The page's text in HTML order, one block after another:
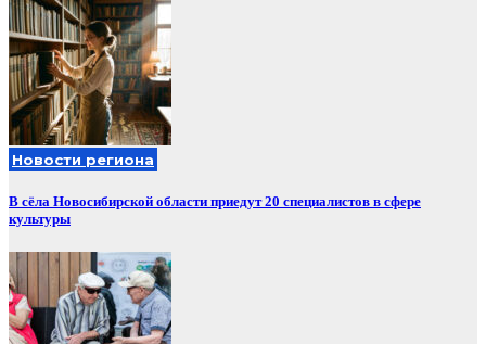
Новости региона
В сёла Новосибирской области приедут 20 специалистов в сфере
культуры